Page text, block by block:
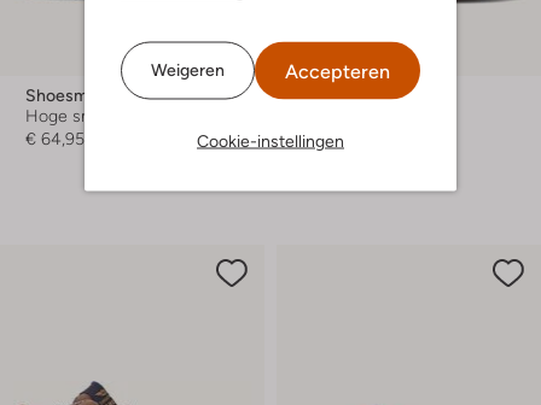
Weigeren Accepteren
Cookie-instellingen
Shoesme
Hoge sneakers
€ 64,95
Shoesme
Vanaf